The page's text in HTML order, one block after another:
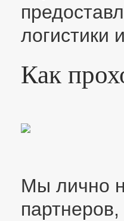
логистики
Как
Мы лично